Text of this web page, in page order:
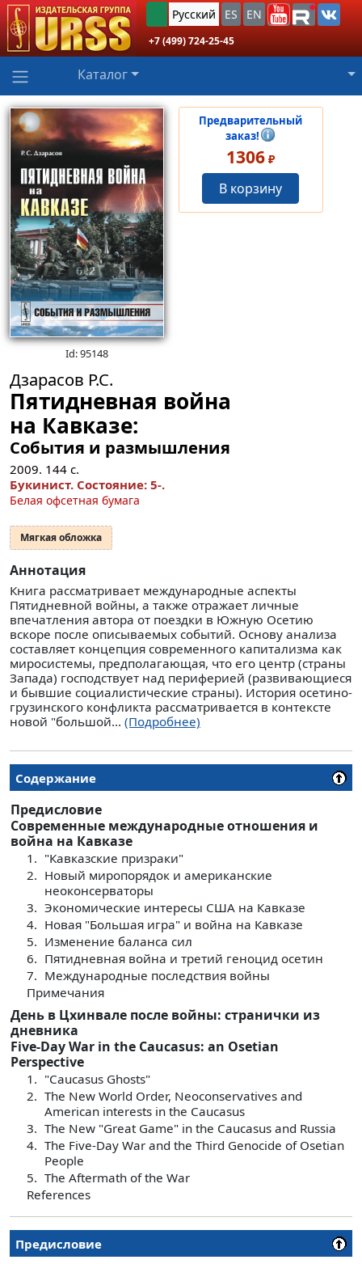
Русский ES EN
+7 (499) 724-25-45
Каталог
Id: 95148
Предварительный
заказ!
1306 ₽
В корзину
Дзарасов Р.С.
Пятидневная война
на Кавказе:
Cобытия и размышления
2009. 144 с.
Букинист. Состояние: 5-.
Белая офсетная бумага
Мягкая обложка
Аннотация
Книга рассматривает международные аспекты
Пятидневной войны, а также отражает личные
впечатления автора от поездки в Южную Осетию
вскоре после описываемых событий. Основу анализа
составляет концепция современного капитализма как
миросистемы, предполагающая, что его центр (страны
Запада) господствует над периферией (развивающиеся
и бывшие социалистические страны). История осетино-
грузинского конфликта рассматривается в контексте
новой "большой... (Подробнее)
Содержание
Предисловие
Современные международные отношения и
война на Кавказе
1. "Кавказские призраки"
2. Новый миропорядок и американские
неоконсерваторы
3. Экономические интересы США на Кавказе
4. Новая "Большая игра" и война на Кавказе
5. Изменение баланса сил
6. Пятидневная война и третий геноцид осетин
7. Международные последствия войны
Примечания
День в Цхинвале после войны: странички из
дневника
Five-Day War in the Caucasus: an Osetian
Perspective
1. "Caucasus Ghosts"
2. The New World Order, Neoconservatives and
American interests in the Caucasus
3. The New "Great Game" in the Caucasus and Russia
4. The Five-Day War and the Third Genocide of Osetian
People
5. The Aftermath of the War
References
Предисловие